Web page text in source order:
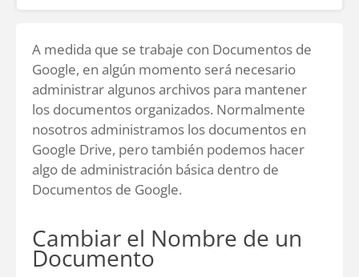
A medida que se trabaje con Documentos de
Google, en algún momento será necesario
administrar algunos archivos para mantener
los documentos organizados. Normalmente
nosotros administramos los documentos en
Google Drive, pero también podemos hacer
algo de administración básica dentro de
Documentos de Google.
Cambiar el Nombre de un
Documento